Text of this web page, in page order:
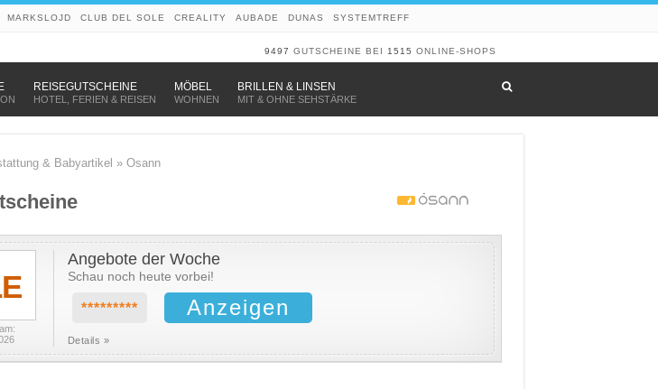
MARKSLOJD CLUB DEL SOLE CREALITY AUBADE DUNAS SYSTEMTREFF
9497 GUTSCHEINE BEI 1515 ONLINE-SHOPS
– REISEGUTSCHEINE–
HOTEL, FERIEN & REISEN
MÖBEL –
WOHNEN
BRILLEN & LINSEN
MIT & OHNE SEHSTÄRKE
& Babyartikel » Osann
Angebote der Woche
Schau noch heute vorbei!
********* Anzeigen
Details »